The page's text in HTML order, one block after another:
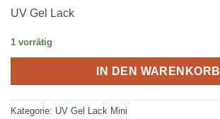
UV Gel Lack
1 vorrätig
IN DEN WARENKORB
Kategorie: UV Gel Lack Mini